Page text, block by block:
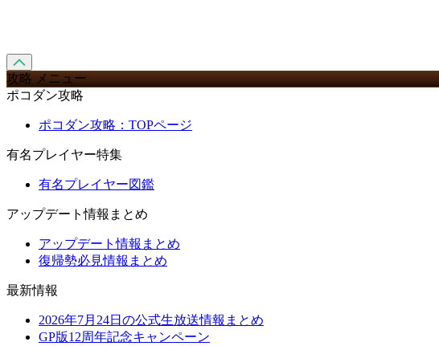
攻略 メニュー
ポコダン攻略
ポコダン攻略：TOPページ
有名プレイヤー特集
有名プレイヤー図鑑
アップデート情報まとめ
アップデート情報まとめ
復帰勢必見情報まとめ
最新情報
2026年7月24日の公式生放送情報まとめ
GP版12周年記念キャンペーン